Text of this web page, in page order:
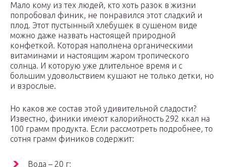
Мало кому из тех людей, кто хоть разок в жизни
попробовал финик, не понравился этот сладкий и
плод. Этот пустынный хлебушек в сушеном виде
можно даже назвать настоящей природной
конфеткой. Которая наполнена органическими
витаминами и настоящим жаром тропического
солнца. И которую уже длительное время и с
большим удовольствием кушают не только детки, но
и взрослые.
Но каков же состав этой удивительной сладости?
Известно, финики имеют калорийность 292 ккал на
100 грамм продукта. Если рассмотреть подробнее, то
сотня грамм фиников содержит:
Вода – 20 г;